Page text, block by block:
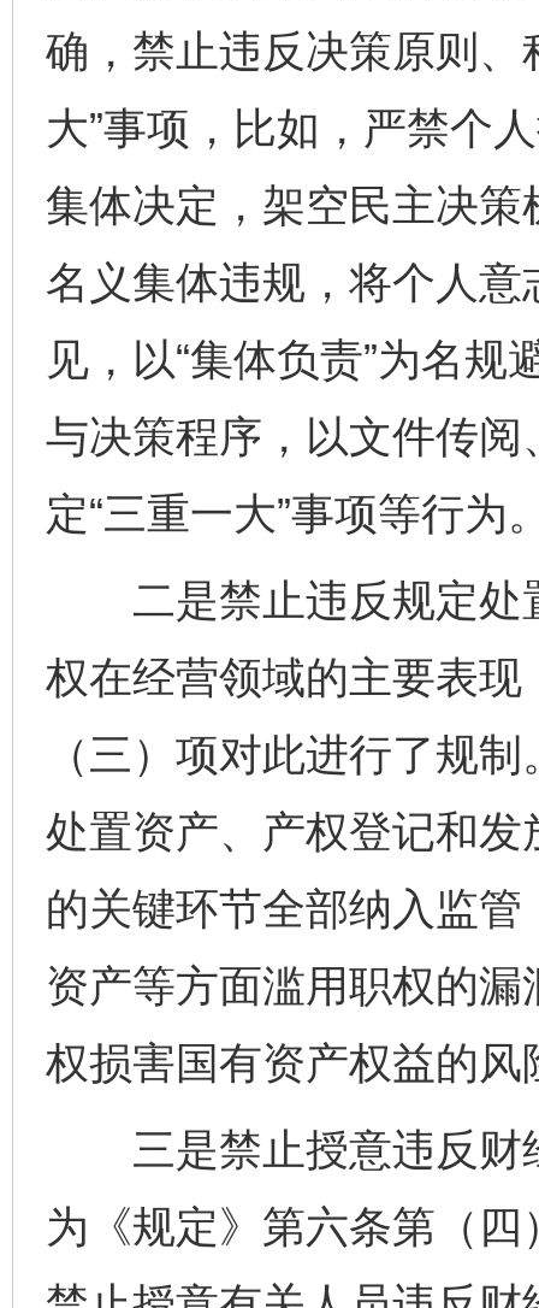
确，禁止违反决策原则、
大”事项，比如，严禁个
集体决定，架空民主决策
名义集体违规，将个人
见，以“集体负责”为名
与决策程序，以文件传
定“三重一大”事项等行为
二是禁止违反规定处
权在经营领域的主要表
（三）项对此进行了规
处置资产、产权登记和
的关键环节全部纳入监
资产等方面滥用职权的
权损害国有资产权益的风
三是禁止授意违反财
为《规定》第六条第（